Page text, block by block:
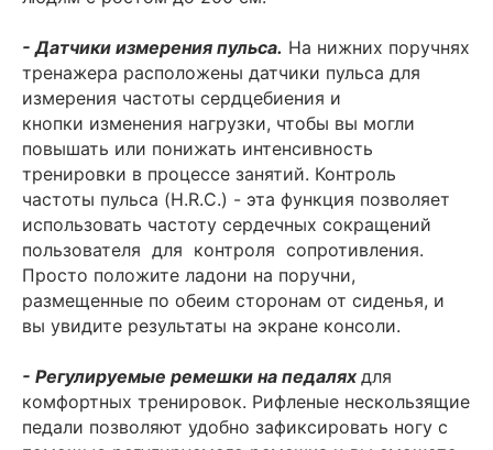
- Датчики измерения пульса. На нижних поручнях
тренажера расположены датчики пульса для
измерения частоты сердцебиения и
кнопки изменения нагрузки, чтобы вы могли
повышать или понижать интенсивность
тренировки в процессе занятий. Контроль
частоты пульса (H.R.C.) - эта функция позволяет
использовать частоту сердечных сокращений
пользователя для контроля сопротивления.
Просто положите ладони на поручни,
размещенные по обеим сторонам от сиденья, и
вы увидите результаты на экране консоли.
- Регулируемые ремешки на педаляхдля
комфортных тренировок. Рифленые нескользящие
педали позволяют удобно зафиксировать ногу с